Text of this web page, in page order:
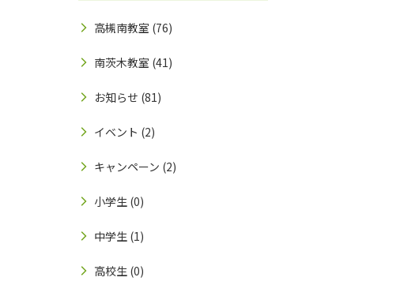
高槻南教室 (76)
南茨木教室 (41)
お知らせ (81)
イベント (2)
キャンペーン (2)
小学生 (0)
中学生 (1)
高校生 (0)